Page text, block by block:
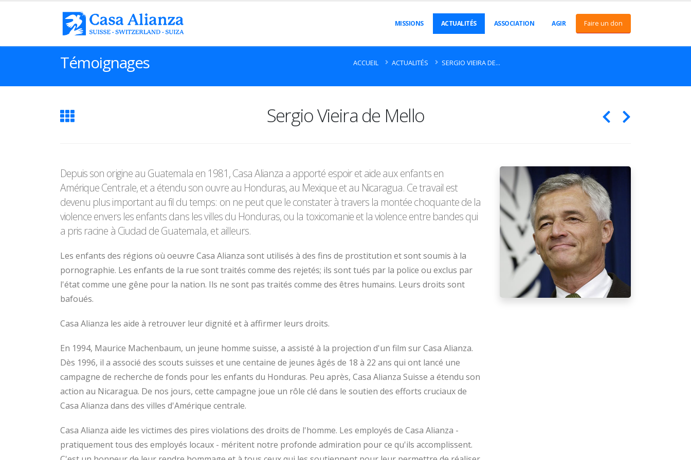
MISSIONS ACTUALITÉS ASSOCIATION AGIR Faire un don
Témoignages ACCUEIL ACTUALITÉS SERGIO VIEIRA DE...
Sergio Vieira de Mello
Depuis son origine au Guatemala en 1981, Casa Alianza a apporté espoir et aide aux enfants en
Amérique Centrale, et a étendu son ouvre au Honduras, au Mexique et au Nicaragua. Ce travail est
devenu plus important au fil du temps: on ne peut que le constater à travers la montée choquante de la
violence envers les enfants dans les villes du Honduras, ou la toxicomanie et la violence entre bandes qui
a pris racine à Ciudad de Guatemala, et ailleurs.
Les enfants des régions où oeuvre Casa Alianza sont utilisés à des fins de prostitution et sont soumis à la
pornographie. Les enfants de la rue sont traités comme des rejetés; ils sont tués par la police ou exclus par
l'état comme une gêne pour la nation. Ils ne sont pas traités comme des êtres humains. Leurs droits sont
bafoués.
Casa Alianza les aide à retrouver leur dignité et à affirmer leurs droits.
En 1994, Maurice Machenbaum, un jeune homme suisse, a assisté à la projection d'un film sur Casa Alianza.
Dès 1996, il a associé des scouts suisses et une centaine de jeunes âgés de 18 à 22 ans qui ont lancé une
campagne de recherche de fonds pour les enfants du Honduras. Peu après, Casa Alianza Suisse a étendu son
action au Nicaragua. De nos jours, cette campagne joue un rôle clé dans le soutien des efforts cruciaux de
Casa Alianza dans des villes d'Amérique centrale.
Casa Alianza aide les victimes des pires violations des droits de l'homme. Les employés de Casa Alianza -
pratiquement tous des employés locaux - méritent notre profonde admiration pour ce qu'ils accomplissent.